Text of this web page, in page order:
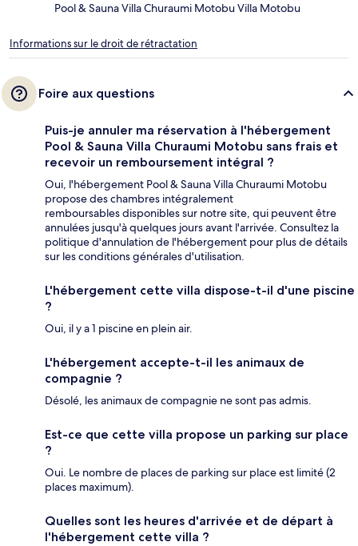
Pool & Sauna Villa Churaumi Motobu Villa Motobu
Informations sur le droit de rétractation
Foire aux questions
Puis-je annuler ma réservation à l'hébergement
Pool & Sauna Villa Churaumi Motobu sans frais et
recevoir un remboursement intégral ?
Oui, l'hébergement Pool & Sauna Villa Churaumi Motobu
propose des chambres intégralement
remboursables disponibles sur notre site, qui peuvent être
annulées jusqu'à quelques jours avant l'arrivée. Consultez la
politique d'annulation de l'hébergement pour plus de détails
sur les conditions générales d'utilisation.
L'hébergement cette villa dispose-t-il d'une piscine
?
Oui, il y a 1 piscine en plein air.
L'hébergement accepte-t-il les animaux de
compagnie ?
Désolé, les animaux de compagnie ne sont pas admis.
Est-ce que cette villa propose un parking sur place
?
Oui. Le nombre de places de parking sur place est limité (2
places maximum).
Quelles sont les heures d'arrivée et de départ à
l'hébergement cette villa ?